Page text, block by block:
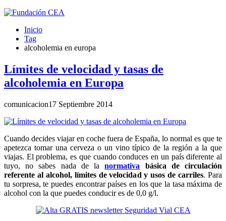
Inicio
Tag
alcoholemia en europa
Límites de velocidad y tasas de
alcoholemia en Europa
comunicacion17 Septiembre 2014
Cuando decides viajar en coche fuera de España, lo normal es que te
apetezca tomar una cerveza o un vino típico de la región a la que
viajas. El problema, es que cuando conduces en un país diferente al
tuyo, no sabes nada de lanormativa básica de circulación
referente al alcohol, límites de velocidad y usos de carriles. Para
tu sorpresa, te puedes encontrar países en los que la tasa máxima de
alcohol con la que puedes conducir es de 0,0 g/l.